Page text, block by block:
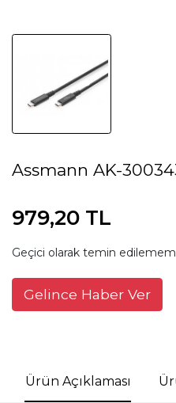
Assmann AK-
979,20 TL
Geçici olarak temin
Gelince Haber Ver
Ürün Açıklaması